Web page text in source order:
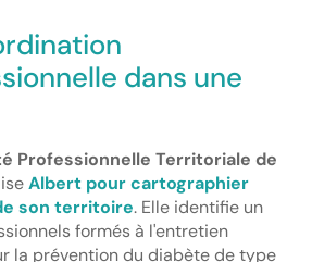
dans une
Professionnelle Territoriale de
Albert pour cartographier
son territoire. Elle identifie un
formés à l'entretien
la prévention du diabète de type